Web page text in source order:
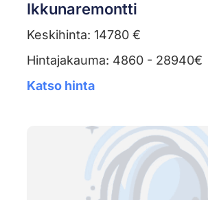
Ikkunaremontti
Keskihinta: 14780 €
Hintajakauma: 4860 - 28940€
Katso hinta